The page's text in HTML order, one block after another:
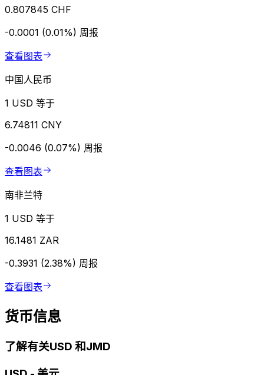
0.807845 CHF
-0.0001 (0.01%) 周报
查看图表
中国人民币
1 USD 等于
6.74811 CNY
-0.0046 (0.07%) 周报
查看图表
南非兰特
1 USD 等于
16.1481 ZAR
-0.3931 (2.38%) 周报
查看图表
货币信息
了解有关USD 和JMD